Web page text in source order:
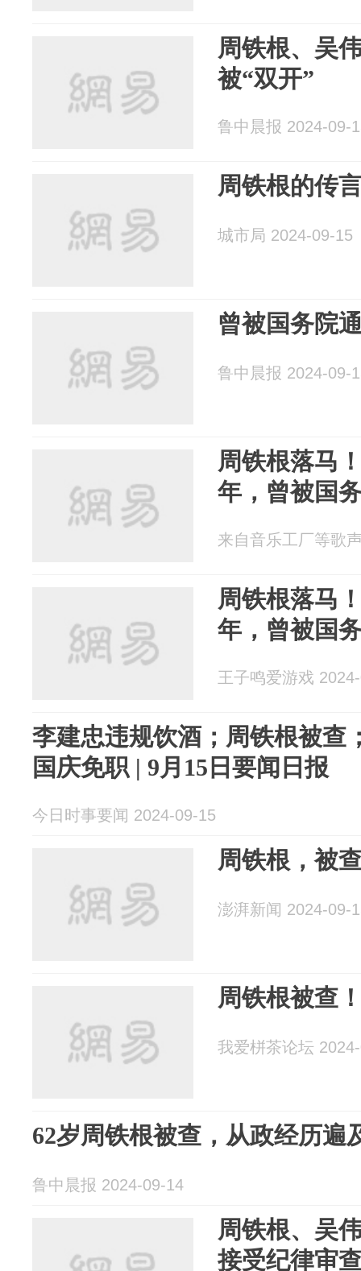
周铁根、吴
被“双开”
鲁中晨报 2024-09-
周铁根的传
城市局 2024-09-15
曾被国务院
鲁中晨报 2024-09-
周铁根落马
年，曾被国
来自音乐工厂等歌
周铁根落马
年，曾被国
王子鸣爱游戏
李建忠违规饮酒；周铁根被查
国庆免职 | 9月15日要闻日报
今日时事要闻 2024-09-15
周铁根，被
澎湃新闻 2024-09-
周铁根被查
我爱栟茶论坛
62岁周铁根被查，从政经历遍
鲁中晨报 2024-09-14
周铁根、吴
接受纪律审